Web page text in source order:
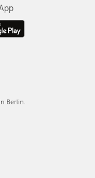
Berlin.